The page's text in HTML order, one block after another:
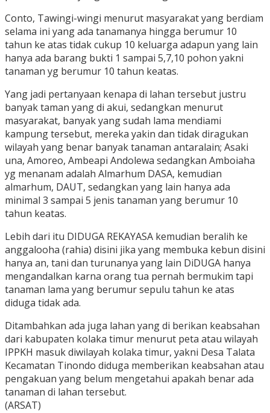
Conto, Tawingi-wingi menurut masyarakat yang berdiam
selama ini yang ada tanamanya hingga berumur 10
tahun ke atas tidak cukup 10 keluarga adapun yang lain
hanya ada barang bukti 1 sampai 5,7,10 pohon yakni
tanaman yg berumur 10 tahun keatas.
Yang jadi pertanyaan kenapa di lahan tersebut justru
banyak taman yang di akui, sedangkan menurut
masyarakat, banyak yang sudah lama mendiami
kampung tersebut, mereka yakin dan tidak diragukan
wilayah yang benar banyak tanaman antaralain; Asaki
una, Amoreo, Ambeapi Andolewa sedangkan Amboiaha
yg menanam adalah Almarhum DASA, kemudian
almarhum, DAUT, sedangkan yang lain hanya ada
minimal 3 sampai 5 jenis tanaman yang berumur 10
tahun keatas.
Lebih dari itu DIDUGA REKAYASA kemudian beralih ke
anggalooha (rahia) disini jika yang membuka kebun disini
hanya an, tani dan turunanya yang lain DiDUGA hanya
mengandalkan karna orang tua pernah bermukim tapi
tanaman lama yang berumur sepulu tahun ke atas
diduga tidak ada.
Ditambahkan ada juga lahan yang di berikan keabsahan
dari kabupaten kolaka timur menurut peta atau wilayah
IPPKH masuk diwilayah kolaka timur, yakni Desa Talata
Kecamatan Tinondo diduga memberikan keabsahan atau
pengakuan yang belum mengetahui apakah benar ada
tanaman di lahan tersebut.
(ARSAT)